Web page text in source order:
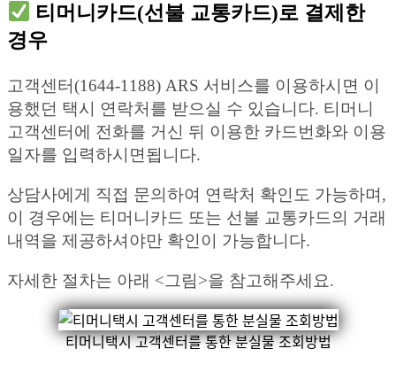
티머니카드(선불 교통카드)로 결제한
경우
고객센터(1644-1188) ARS 서비스를 이용하시면 이
용했던 택시 연락처를 받으실 수 있습니다. 티머니
고객센터에 전화를 거신 뒤 이용한 카드번화와 이용
일자를 입력하시면됩니다.
상담사에게 직접 문의하여 연락처 확인도 가능하며,
이 경우에는 티머니카드 또는 선불 교통카드의 거래
내역을 제공하셔야만 확인이 가능합니다.
자세한 절차는 아래 <그림>을 참고해주세요.
티머니택시 고객센터를 통한 분실물 조회방법